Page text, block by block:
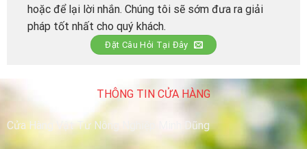
hoặc để lại lời nhắn. Chúng tôi sẽ sớm đưa ra giải
pháp tốt nhất cho quý khách.
Đặt Câu Hỏi Tại Đây
THÔNG TIN CỬA HÀNG
Cửa Hàng Vật Tư Nông Nghiệp Minh Dũng